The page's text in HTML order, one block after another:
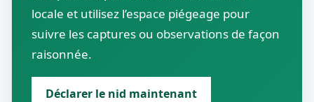
locale et utilisez l’espace piégeage pour
suivre les captures ou observations de façon
raisonnée.
Déclarer le nid maintenant